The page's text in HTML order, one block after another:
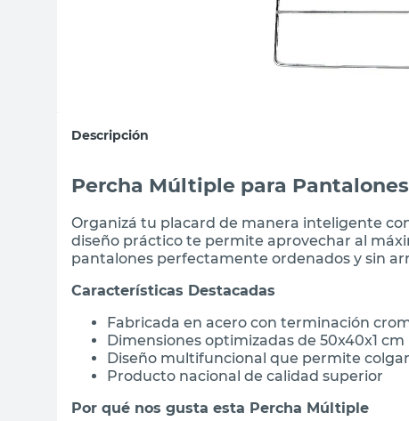
Descripción
Percha Múltiple para
Organizá tu placard de manera inteligente
diseño práctico te permite aprovechar al
pantalones perfectamente ordenados y sin
Características Destacadas
Fabricada en acero con terminación
Dimensiones optimizadas de 50x40x1
Diseño multifuncional que permite
Producto nacional de calidad superior
Por qué nos gusta esta Percha Múltiple